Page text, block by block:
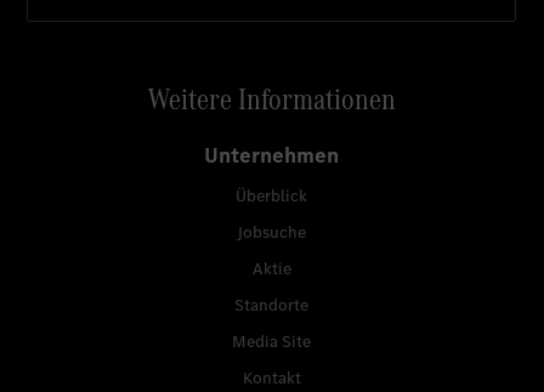
Weitere Informationen
Unternehmen
Überblick
Jobsuche
Aktie
Standorte
Media Site
Kontakt